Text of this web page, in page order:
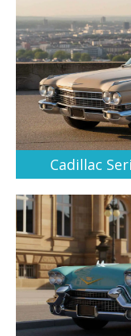
Cadillac